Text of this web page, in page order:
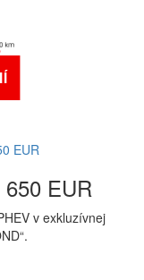
EUR
v exkluzívnej